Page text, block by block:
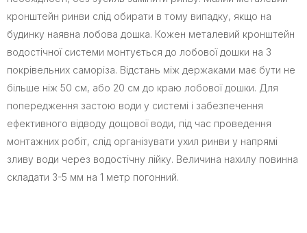
кронштейн ринви слід обирати в тому випадку, якщо на
будинку наявна лобова дошка. Кожен металевий кронштейн
водостічної системи монтується до лобової дошки на 3
покрівельних саморіза. Відстань між держаками має бути не
більше ніж 50 см, або 20 см до краю лобової дошки. Для
попередження застою води у системі і забезпечення
ефективного відводу дощової води, під час проведення
монтажних робіт, слід організувати ухил ринви у напрямі
зливу води через водостічну лійку. Величина нахилу повинна
складати 3-5 мм на 1 метр погонний.